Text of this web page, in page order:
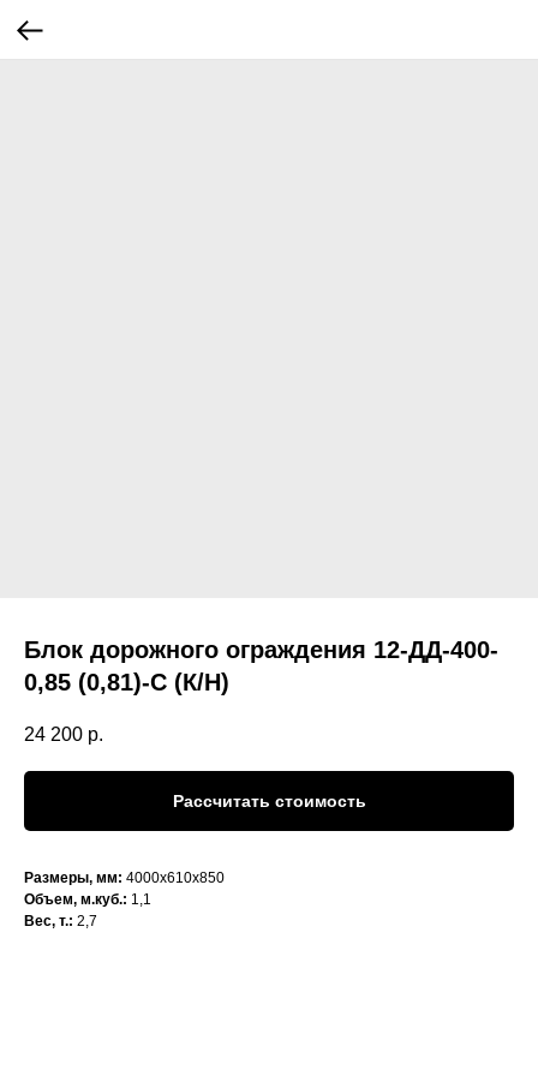
Блок дорожного ограждения 12-ДД-400-
0,85 (0,81)-С (К/Н)
24 200 р.
Рассчитать стоимость
Размеры, мм: 4000х610х850
Объем, м.куб.: 1,1
Вес, т.: 2,7